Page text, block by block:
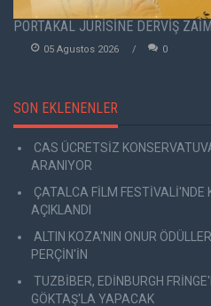
PORTAKAL JÜRİSİNE DERVİŞ
05 Agustos 2026 0
SON EKLENENLER
CAS ÜCRETSİZ
ARANIYOR
ÇATALCA FİLM FESTİVALİ'NDE
AÇIKLANDI
ALTIN KOZA'NIN ONUR
PERÇİN'İN
TUZBİBER, EDİNBURGH
GÖKTAŞ'LA YAPACAK